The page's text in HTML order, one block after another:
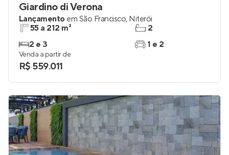
Giardino di Verona
Lançamento em São Francisco, Niterói
55 a 212 m²
2 e 3
2
1 e 2
Venda a partir de
R$ 559.011